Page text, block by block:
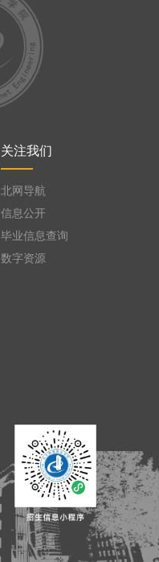
关注我们
北网导航
信息公开
毕业信息查询
数字资源